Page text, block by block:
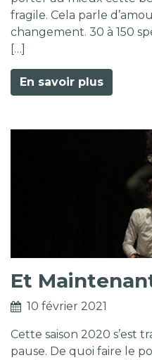
fragile. Cela parle
changement. 30 à 150
[…]
En savoir plus
Et
10 février 2021
Cette saison 2020 s’est
pause. De quoi faire le